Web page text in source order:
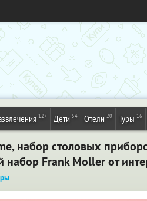
127 Дети 54 Отели 20 Туры 16
набор столовых
Frank Moller от